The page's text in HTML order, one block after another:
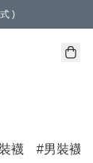
)
襪
男裝襪